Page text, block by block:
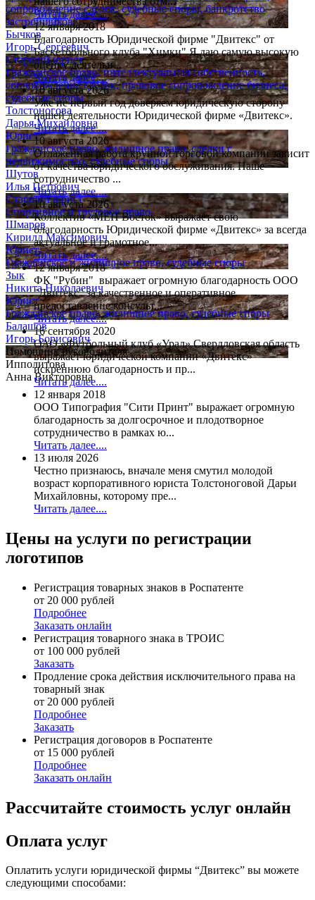
сопровождение сделок, судебные споры, банкротство
застройщиков
Бычков
Игорь Сергеевич
Старший юрист
Гражданское право, интеллектуальная собственность,
сопровождение сделок, правовое сопровождение бизнеса,
судебные споры
Толстоногова
Дарья Михайловна
Юрист
Гражданское право, жилищное право, сделки с
недвижимостью, судебные споры
Шутов
Илья Петрович
Старший юрист
Спортивное и трудовое право
Шмаров
Кирилл Максимович
Юрист
Гражданское и жилищное право, судебные споры
Зык
Никита Николаевич
Юрист
Гражданское право, жилищное право, судебные споры
Балашов
Игорь Борисович
Помощник руководителя
Ипполитова
Анна Викторовна
Читать далее....
12 января 2018
Благодарность Юридической фирме "Двитекс" от
Баскетбольного клуба "Химки" Я даю самую высокую
оценку деятельн...
Читать далее....
10 августа 2026
Уже не первый год доверяем юридическую сторону
нашей деятельности Юридической фирме «Двитекс».
Читать далее....
10 августа 2026
Отлаженная работа крупной торговой компании зависит
от качества юридического обслуживания. Наше
сотрудничество ...
Читать далее....
10 августа 2026
Коллектив «МЕП Восток» выражает свою
благодарность Юридической фирме «Двитекс» за всегда
актуальное и грамотное...
Читать далее....
12 января 2018
ФК "Рубин" выражает огромную благодарность ООО
"Двитекс" за качественное и оперативное
предоставление консульт...
Читать далее....
16 сентября 2020
ОАО «Футбольный клуб «Урал» Свердловская область
выражает юридической компании «Двитекс»
искреннюю благодарность и пр...
Читать далее....
12 января 2018
ООО Типография "Сити Принт" выражает огромную
благодарность за долгосрочное и плодотворное
сотрудничество в рамках ю...
Читать далее....
13 июля 2026
Честно признаюсь, вначале меня смутил молодой
возраст корпоративного юриста Толстоноговой Дарьи
Михайловны, которому пре...
Читать далее....
Цены на услуги по регистрации
логотипов
Регистрация товарных знаков в Роспатенте
от 20 000 рублей
Подробнее
Заказать онлайн
Регистрация товарного знака в ТРОИС
от 100 000 рублей
Заказать
Продление срока действия исключительного права на
товарный знак
от 20 000 рублей
Подробнее
Заказать
Регистрация договоров в Роспатенте
от 15 000 рублей
Подробнее
Заказать онлайн
Рассчитайте стоимость услуг онлайн
Оплата услуг
Оплатить услуги юридической фирмы “Двитекс” вы можете
следующими способами: